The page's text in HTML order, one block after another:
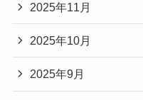
2025年11月
2025年10月
2025年9月